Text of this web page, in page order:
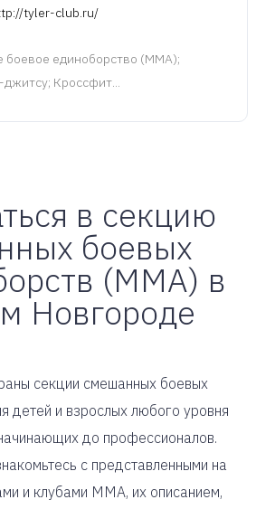
tyler-club.ru/
единоборство (MMA);
Кроссфит...
в секцию
боевых
(MMA) в
Новгороде
секции смешанных боевых
детей и взрослых любого уровня
до профессионалов.
с представленными на
и клубами MMA, их описанием,